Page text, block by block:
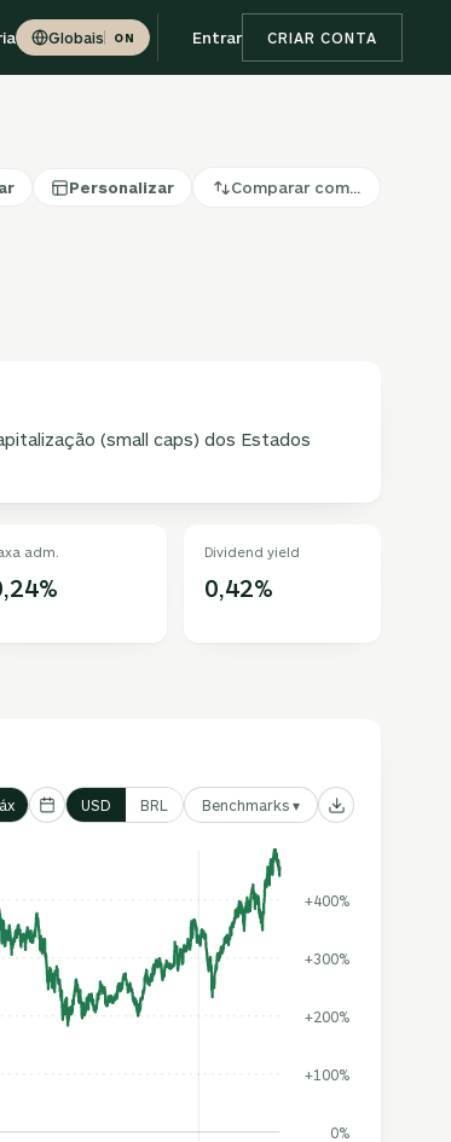
Globais ON Entrar CRIAR CONTA
Personalizar Comparar com…
(small caps) dos Estados
adm. Dividend yield
0,42%
USD BRL Benchmarks ▾
0%
+100%
+200%
+300%
+400%